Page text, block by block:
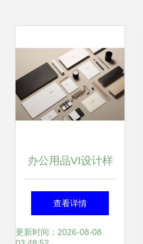
办公用品VI设计样
机效果图 从摄影到
下载的完整指南
查看详情
更新时间：2026-08-08